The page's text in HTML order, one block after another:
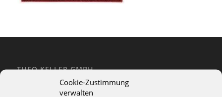
Cookie-Zustimmung
verwalten
THEO KELLER GMBH
Lohackerstr. 30
44867 Bochum